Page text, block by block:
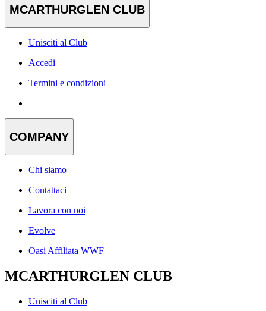
MCARTHURGLEN CLUB
Unisciti al Club
Accedi
Termini e condizioni
COMPANY
Chi siamo
Contattaci
Lavora con noi
Evolve
Oasi Affiliata WWF
MCARTHURGLEN CLUB
Unisciti al Club